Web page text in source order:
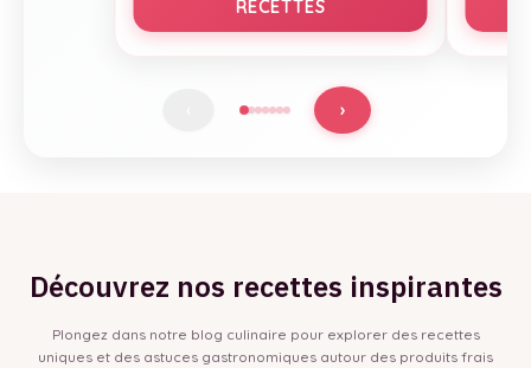
RECETTES
›
Découvrez nos recettes inspirantes
Plongez dans notre blog culinaire pour explorer des recettes
uniques et des astuces gastronomiques autour des produits frais